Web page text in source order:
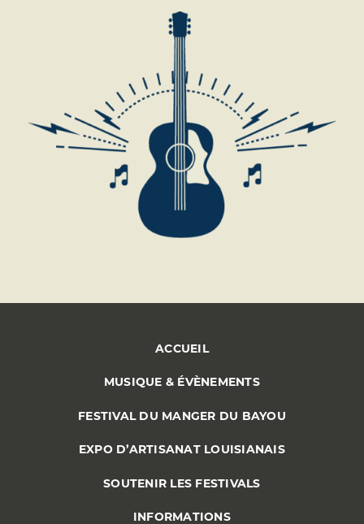
ACCUEIL
MUSIQUE & ÉVÈNEMENTS
FESTIVAL DU MANGER DU BAYOU
EXPO D’ARTISANAT LOUISIANAIS
SOUTENIR LES FESTIVALS
INFORMATIONS